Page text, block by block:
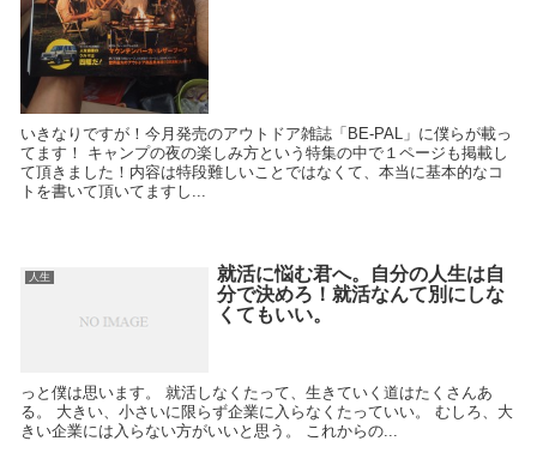
いきなりですが！今月発売のアウトドア雑誌「BE-PAL」に僕らが載っ
てます！ キャンプの夜の楽しみ方という特集の中で１ページも掲載し
て頂きました！内容は特段難しいことではなくて、本当に基本的なコ
トを書いて頂いてますし...
人生
就活に悩む君へ。自分の人生は自
分で決めろ！就活なんて別にしな
くてもいい。
っと僕は思います。 就活しなくたって、生きていく道はたくさんあ
る。 大きい、小さいに限らず企業に入らなくたっていい。 むしろ、大
きい企業には入らない方がいいと思う。 これからの...